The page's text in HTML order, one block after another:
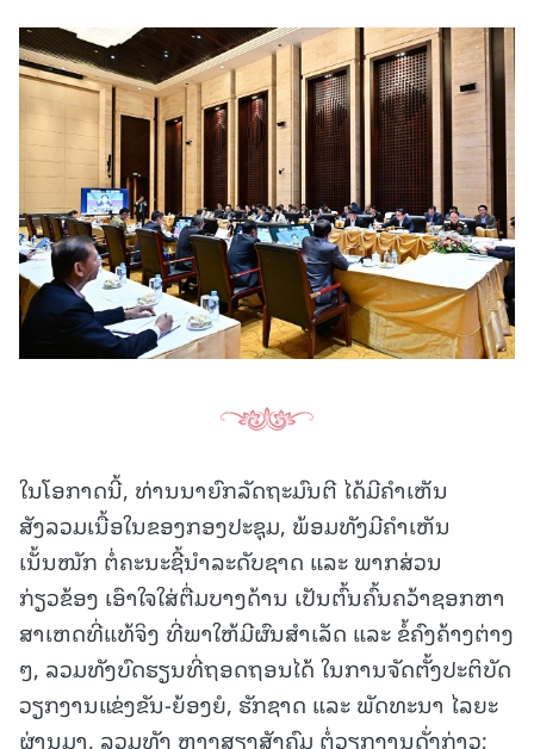
ໃນໂອກາດນີ້, ທ່ານນາຍົກລັດຖະມົນຕີ ໄດ້ມີຄຳເຫັນ
ສັງລວມເນື້ອໃນຂອງກອງປະຊຸມ, ພ້ອມທັງມີຄຳເຫັນ
ເນັ້ນໜັກ ຕໍ່ຄະນະຊີ້ນຳລະດັບຊາດ ແລະ ພາກສ່ວນ
ກ່ຽວຂ້ອງ ເອົາໃຈໃສ່ຕື່ມບາງດ້ານ ເປັນຕົ້ນຄົ້ນຄວ້າຊອກຫາ
ສາເຫດທີ່ແທ້ຈິງ ທີ່ພາໃຫ້ມີຜົນສຳເລັດ ແລະ ຂໍ້ຄົງຄ້າງຕ່າງ
ໆ, ລວມທັງບົດຮຽນທີ່ຖອດຖອນໄດ້ ໃນການຈັດຕັ້ງປະຕິບັດ
ວຽກງານແຂ່ງຂັນ-ຍ້ອງຍໍ, ຮັກຊາດ ແລະ ພັດທະນາ ໄລຍະ
ຜ່ານມາ, ລວມທັງ ຫາງສຽງສັງຄົມ ຕໍ່ວຽກງານດັ່ງກ່າວ;